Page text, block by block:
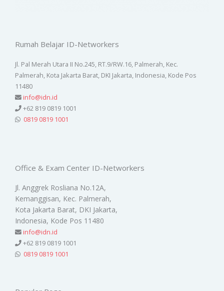
Rumah Belajar ID-Networkers
Jl. Pal Merah Utara II No.245, RT.9/RW.16, Palmerah, Kec.
Palmerah, Kota Jakarta Barat, DKI Jakarta, Indonesia, Kode Pos
11480
info@idn.id
+62 819 0819 1001
0819 0819 1001
Office & Exam Center ID-Networkers
Jl. Anggrek Rosliana No.12A,
Kemanggisan, Kec. Palmerah,
Kota Jakarta Barat, DKI Jakarta,
Indonesia, Kode Pos 11480
info@idn.id
+62 819 0819 1001
0819 0819 1001